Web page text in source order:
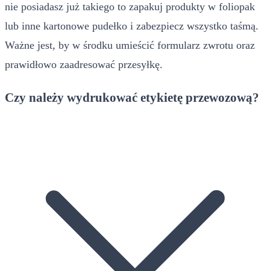
nie posiadasz już takiego to zapakuj produkty w foliopak
lub inne kartonowe pudełko i zabezpiecz wszystko taśmą.
Ważne jest, by w środku umieścić formularz zwrotu oraz
prawidłowo zaadresować przesyłkę.
Czy należy wydrukować etykietę przewozową?